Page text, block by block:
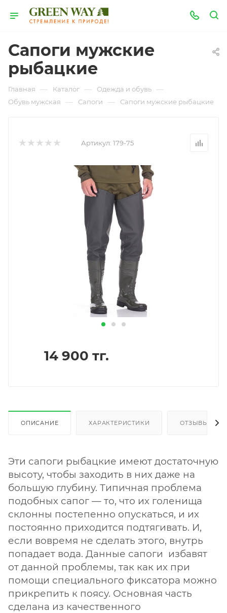
Сапоги мужские
рыбацкие
Главная — Каталог — Одежда и обувь —
Обувь мужская — Сапоги — Сапоги мужские рыбацкие
Артикул: 179-75
14 900 тг.
ОПИСАНИЕ ХАРАКТЕРИСТИКИ ОТЗЫВЫ
Эти сапоги рыбацкие имеют достаточную
высоту, чтобы заходить в них даже на
большую глубину. Типичная проблема
подобных сапог — то, что их голенища
склонны постепенно опускаться, и их
постоянно приходится подтягивать. И,
если вовремя не сделать этого, внутрь
попадает вода. Данные сапоги избавят
от данной проблемы, так как их при
помощи специального фиксатора можно
прикрепить к поясу. Основная часть
сделана из качественного